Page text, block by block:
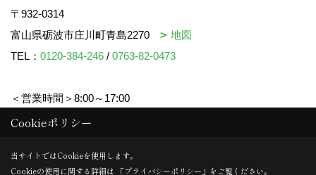
〒932-0314
富山県砺波市庄川町青島2270
地図
TEL： 0120-384-246 / 0763-82-0473
＜営業時間＞8:00～17:00
＜定休日＞水曜日・祝日
Copyright (c) mizukami. All Rights Reserved.
Cookieポリシー
当サイトではCookieを使用します。
Cookieの使用に関する詳細は 「プライバシーポリシー 」をご覧ください。